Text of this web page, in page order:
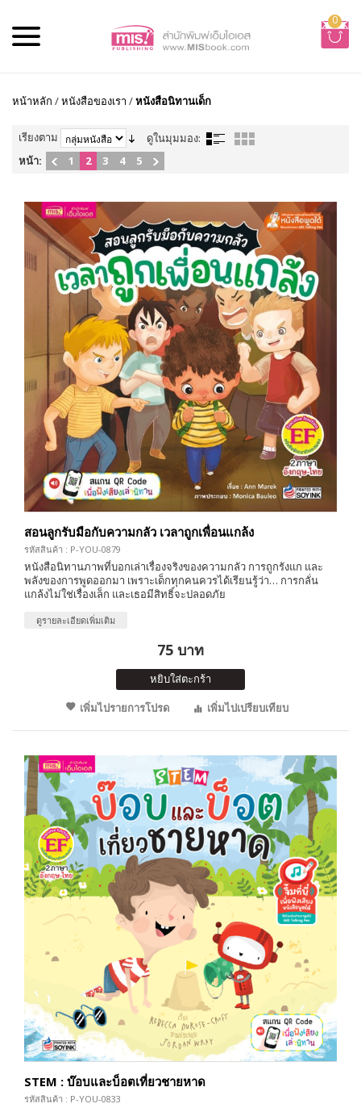
0
หน้าหลัก /หนังสือของเรา /หนังสือนิทานเด็ก
เรียงตาม
ดูในมุมมอง:
หน้า:
1 2 3 4 5
สอนลูกรับมือกับความกลัว เวลาถูกเพื่อนแกล้ง
รหัสสินค้า : P-YOU-0879
หนังสือนิทานภาพที่บอกเล่าเรื่องจริงของความกลัว การถูกรังแก และ
พลังของการพูดออกมา เพราะเด็กทุกคนควรได้เรียนรู้ว่า… การกลั่น
แกล้งไม่ใช่เรื่องเล็ก และเธอมีสิทธิ์จะปลอดภัย
ดูรายละเอียดเพิ่มเติม
75 บาท
หยิบใส่ตะกร้า
เพิ่มไปรายการโปรด
เพิ่มไปเปรียบเทียบ
STEM : บ๊อบและบ็อตเที่ยวชายหาด
รหัสสินค้า : P-YOU-0833